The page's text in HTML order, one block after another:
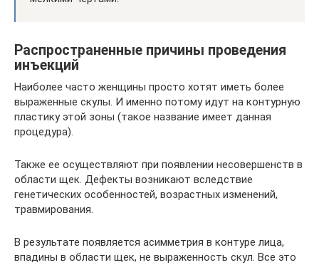
Распространенные причины проведения
инъекций
Наиболее часто женщины просто хотят иметь более
выраженные скулы. И именно потому идут на контурную
пластику этой зоны (такое название имеет данная
процедура).
Также ее осуществляют при появлении несовершенств в
области щек. Дефекты возникают вследствие
генетических особенностей, возрастных изменений,
травмирования.
В результате появляется асимметрия в контуре лица,
впадины в области щек, не выраженность скул. Все это